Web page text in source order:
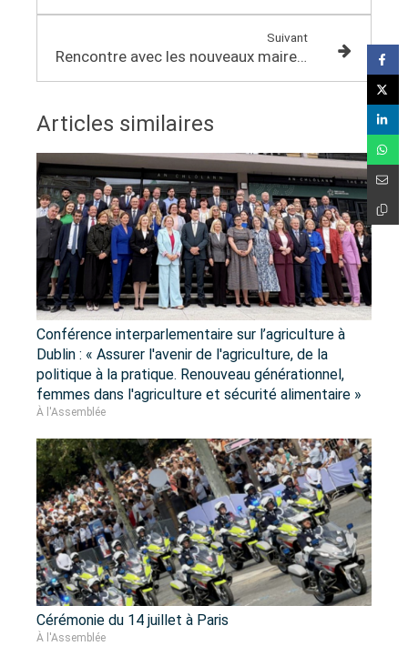
Suivant
Rencontre avec les nouveaux maires - Partie III
Articles similaires
Conférence interparlementaire sur l’agriculture à
Dublin : « Assurer l'avenir de l'agriculture, de la
politique à la pratique. Renouveau générationnel,
femmes dans l'agriculture et sécurité alimentaire »
À l'Assemblée
Cérémonie du 14 juillet à Paris
À l'Assemblée